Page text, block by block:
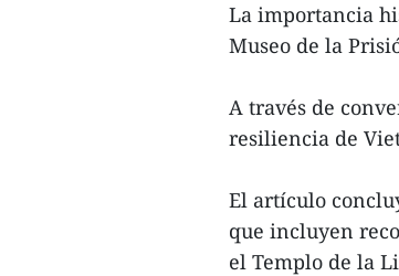
La importancia
Museo de la
A través de
resiliencia de
El artículo
que incluyen
el Templo de la